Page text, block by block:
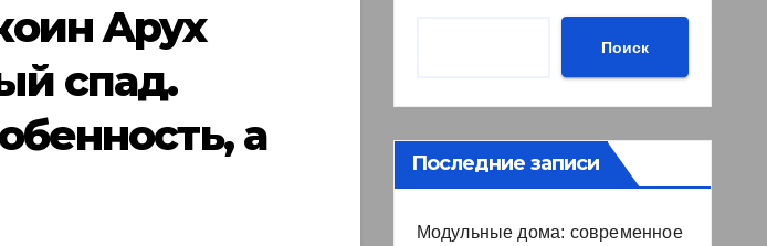
Apyx
спад.
а
Поиск
Последние записи
Модульные дома: современное